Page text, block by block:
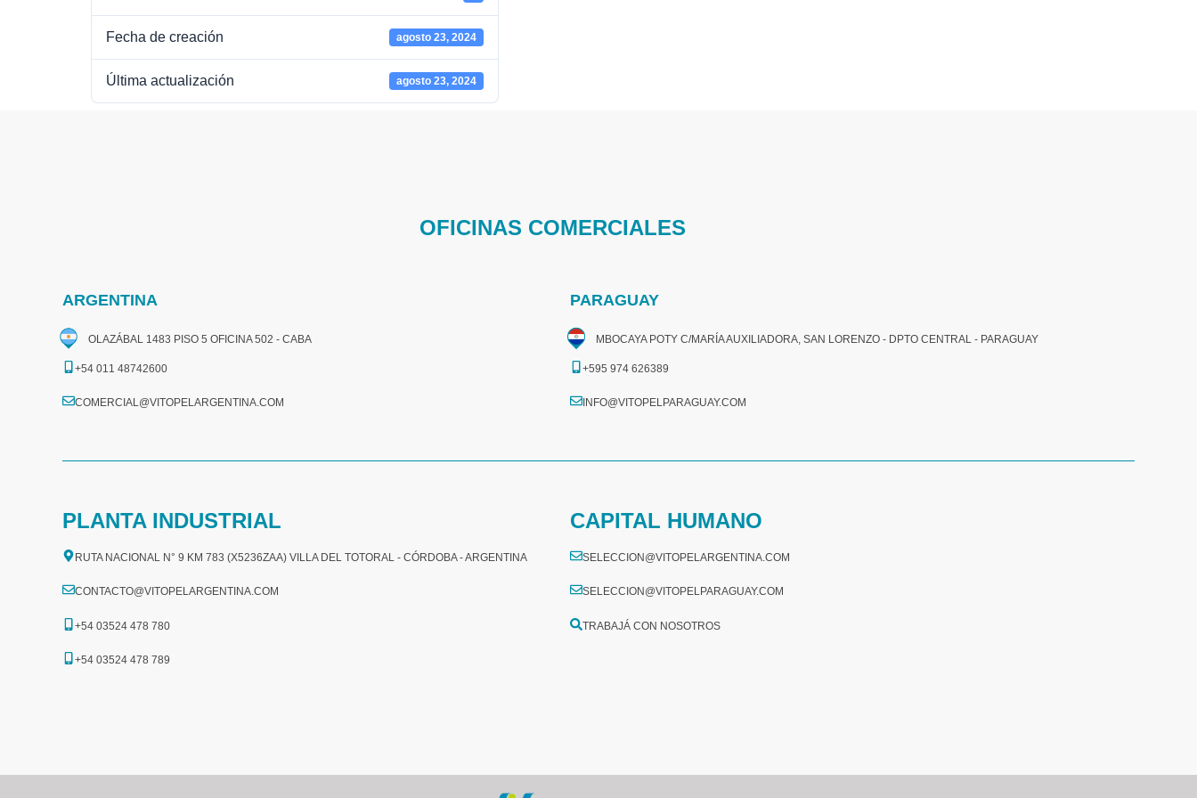
Fecha de creación agosto 23, 2024
Última actualización agosto 23, 2024
OFICINAS COMERCIALES
ARGENTINA
OLAZÁBAL 1483 PISO 5 OFICINA 502 - CABA
+54 011 48742600​
COMERCIAL@VITOPELARGENTINA.COM​
PARAGUAY
MBOCAYA POTY C/MARÍA AUXILIADORA, SAN LORENZO - DPTO CENTRAL - PARAGUAY
+595 974 626389
INFO@VITOPELPARAGUAY.COM
PLANTA INDUSTRIAL
RUTA NACIONAL N° 9 KM 783 (X5236ZAA) VILLA DEL TOTORAL - CÓRDOBA - ARGENTINA
CONTACTO@VITOPELARGENTINA.COM
+54 03524 478 780​
+54 03524 478 789​
CAPITAL HUMANO
SELECCION@VITOPELARGENTINA.COM
SELECCION@VITOPELPARAGUAY.COM
TRABAJÁ CON NOSOTROS